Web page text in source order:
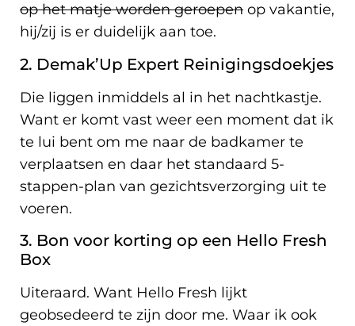
op het matje worden geroepen op vakantie,
hij/zij is er duidelijk aan toe.
2. Demak’Up Expert Reinigingsdoekjes
Die liggen inmiddels al in het nachtkastje.
Want er komt vast weer een moment dat ik
te lui bent om me naar de badkamer te
verplaatsen en daar het standaard 5-
stappen-plan van gezichtsverzorging uit te
voeren.
3. Bon voor korting op een Hello Fresh
Box
Uiteraard. Want Hello Fresh lijkt
geobsedeerd te zijn door me. Waar ik ook